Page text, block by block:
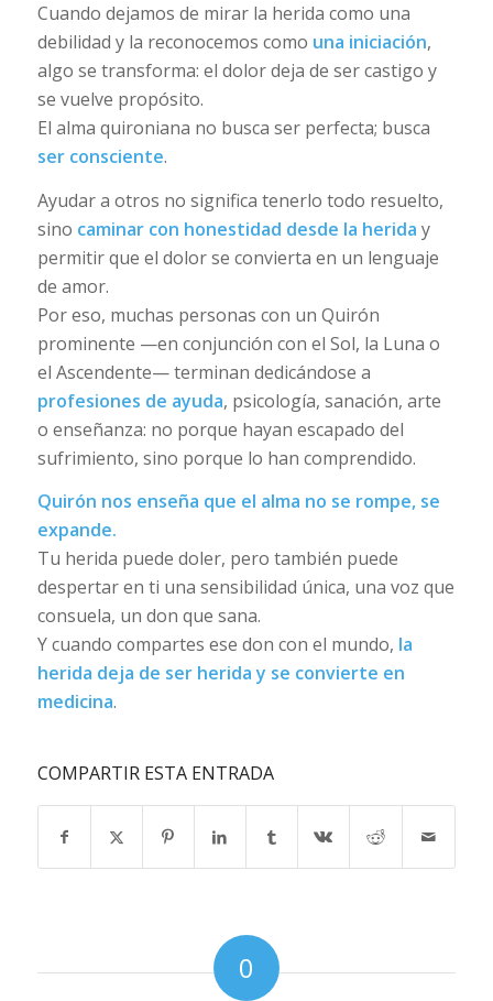
Cuando dejamos de mirar la herida como una
debilidad y la reconocemos como una iniciación,
algo se transforma: el dolor deja de ser castigo y
se vuelve propósito.
El alma quironiana no busca ser perfecta; busca
ser consciente.
Ayudar a otros no significa tenerlo todo resuelto,
sino caminar con honestidad desde la herida y
permitir que el dolor se convierta en un lenguaje
de amor.
Por eso, muchas personas con un Quirón
prominente —en conjunción con el Sol, la Luna o
el Ascendente— terminan dedicándose a
profesiones de ayuda, psicología, sanación, arte
o enseñanza: no porque hayan escapado del
sufrimiento, sino porque lo han comprendido.
Quirón nos enseña que el alma no se rompe, se
expande.
Tu herida puede doler, pero también puede
despertar en ti una sensibilidad única, una voz que
consuela, un don que sana.
Y cuando compartes ese don con el mundo, la
herida deja de ser herida y se convierte en
medicina.
COMPARTIR ESTA ENTRADA
0